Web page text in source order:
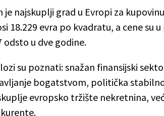
je najskuplji grad u Evropi za
18.229 evra po kvadratu, a cene su
odsto u dve godine.
su poznati: snažan finansijski
bogatstvom, politička
evropsko tržište nekretnina,